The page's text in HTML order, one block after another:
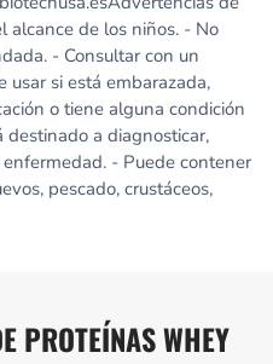
alcance de los niños. - No
- Consultar con un
usar si está embarazada,
o tiene alguna condición
destinado a diagnosticar,
- Puede contener
pescado, crustáceos,
PROTEÍNAS WHEY